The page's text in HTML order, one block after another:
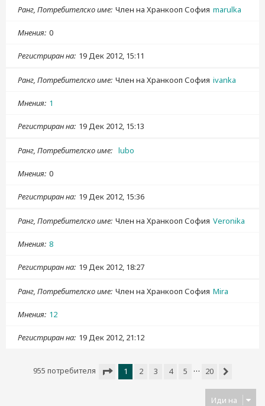
Ранг, Потребителско име Член на Хранкооп София marulka
Мнения 0
Регистриран на 19 Дек 2012, 15:11
Ранг, Потребителско име Член на Хранкооп София ivanka
Мнения 1
Регистриран на 19 Дек 2012, 15:13
Ранг, Потребителско име lubo
Мнения 0
Регистриран на 19 Дек 2012, 15:36
Ранг, Потребителско име Член на Хранкооп София Veronika
Мнения 8
Регистриран на 19 Дек 2012, 18:27
Ранг, Потребителско име Член на Хранкооп София Mira
Мнения 12
Регистриран на 19 Дек 2012, 21:12
955 потребителя
1 2 3 4 5 …
20
Иди на